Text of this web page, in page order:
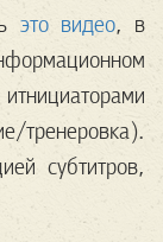
это видео, в
субтитров,